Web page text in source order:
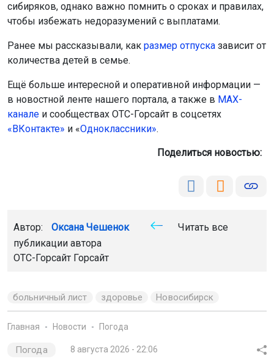
сибиряков, однако важно помнить о сроках и правилах,
чтобы избежать недоразумений с выплатами.
Ранее мы рассказывали, как размер отпуска зависит от
количества детей в семье.
Ещё больше интересной и оперативной информации —
в новостной ленте нашего портала, а также в МАХ-
канале и сообществах ОТС-Горсайт в соцсетях
«ВКонтакте» и «Одноклассники».
Поделиться новостью:
Автор: Оксана Чешенок
Читать все
публикации автора
ОТС-Горсайт Горсайт
больничный лист здоровье Новосибирск
Главная Новости Погода
Погода 8 августа 2026 - 22:06